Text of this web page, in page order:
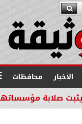
الأخبار محافظات
مؤسساتها